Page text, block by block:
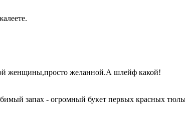
женщины,просто желанной.А шлейф какой!
запах - огромный букет первых красных